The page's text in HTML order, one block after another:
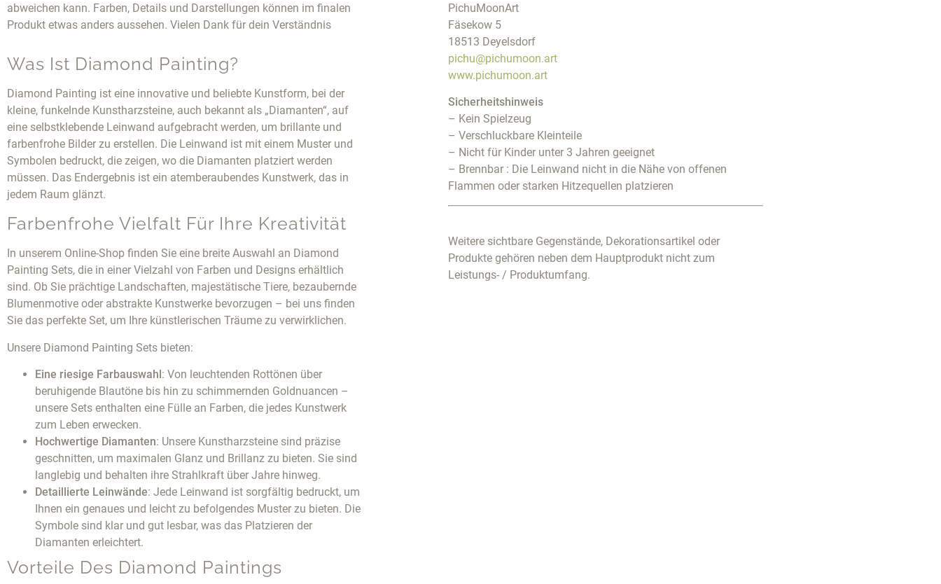
abweichen kann. Farben, Details und Darstellungen können im finalen
Produkt etwas anders aussehen. Vielen Dank für dein Verständnis
Was Ist Diamond Painting?
Diamond Painting ist eine innovative und beliebte Kunstform, bei der
kleine, funkelnde Kunstharzsteine, auch bekannt als „Diamanten“, auf
eine selbstklebende Leinwand aufgebracht werden, um brillante und
farbenfrohe Bilder zu erstellen. Die Leinwand ist mit einem Muster und
Symbolen bedruckt, die zeigen, wo die Diamanten platziert werden
müssen. Das Endergebnis ist ein atemberaubendes Kunstwerk, das in
jedem Raum glänzt.
Farbenfrohe Vielfalt Für Ihre Kreativität
In unserem Online-Shop finden Sie eine breite Auswahl an Diamond
Painting Sets, die in einer Vielzahl von Farben und Designs erhältlich
sind. Ob Sie prächtige Landschaften, majestätische Tiere, bezaubernde
Blumenmotive oder abstrakte Kunstwerke bevorzugen – bei uns finden
Sie das perfekte Set, um Ihre künstlerischen Träume zu verwirklichen.
Unsere Diamond Painting Sets bieten:
Eine riesige Farbauswahl: Von leuchtenden Rottönen über
beruhigende Blautöne bis hin zu schimmernden Goldnuancen –
unsere Sets enthalten eine Fülle an Farben, die jedes Kunstwerk
zum Leben erwecken.
Hochwertige Diamanten: Unsere Kunstharzsteine sind präzise
geschnitten, um maximalen Glanz und Brillanz zu bieten. Sie sind
langlebig und behalten ihre Strahlkraft über Jahre hinweg.
Detaillierte Leinwände: Jede Leinwand ist sorgfältig bedruckt, um
Ihnen ein genaues und leicht zu befolgendes Muster zu bieten. Die
Symbole sind klar und gut lesbar, was das Platzieren der
Diamanten erleichtert.
Vorteile Des Diamond Paintings
PichuMoonArt
Fäsekow 5
18513 Deyelsdorf
pichu@pichumoon.art
www.pichumoon.art
Sicherheitshinweis
– Kein Spielzeug
– Verschluckbare Kleinteile
– Nicht für Kinder unter 3 Jahren geeignet
– Brennbar : Die Leinwand nicht in die Nähe von offenen
Flammen oder starken Hitzequellen platzieren
Weitere sichtbare Gegenstände, Dekorationsartikel oder
Produkte gehören neben dem Hauptprodukt nicht zum
Leistungs- / Produktumfang.